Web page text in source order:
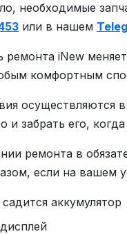
необходимые
или в нашем
ремонта iNew
комфортным
осуществляются
и забрать его,
ремонта в
если на вашем
аккумулятор